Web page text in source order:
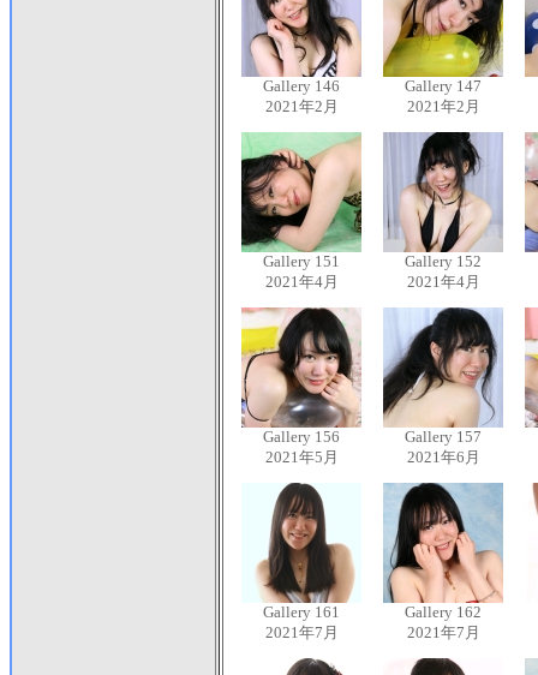
Gallery 146
2021年2月
Gallery 147
2021年2月
Gallery 151
2021年4月
Gallery 152
2021年4月
Gallery 156
2021年5月
Gallery 157
2021年6月
Gallery 161
2021年7月
Gallery 162
2021年7月